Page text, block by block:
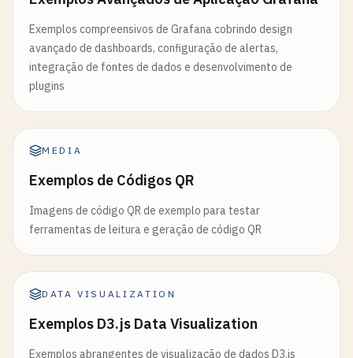
Exemplos compreensivos de Grafana cobrindo design
avançado de dashboards, configuração de alertas,
integração de fontes de dados e desenvolvimento de
plugins
MEDIA
Exemplos de Códigos QR
Imagens de código QR de exemplo para testar
ferramentas de leitura e geração de código QR
DATA VISUALIZATION
Exemplos D3.js Data Visualization
Exemplos abrangentes de visualização de dados D3.js